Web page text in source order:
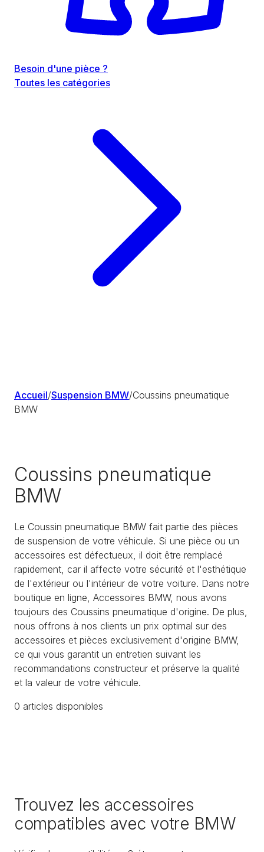
Besoin d'une pièce ?
Toutes les catégories
Accueil/Suspension BMW/Coussins pneumatique
BMW
Coussins pneumatique
BMW
Le Coussin pneumatique BMW fait partie des pièces
de suspension de votre véhicule. Si une pièce ou un
accessoires est défectueux, il doit être remplacé
rapidement, car il affecte votre sécurité et l'esthétique
de l'extérieur ou l'intérieur de votre voiture. Dans notre
boutique en ligne, Accessoires BMW, nous avons
toujours des Coussins pneumatique d'origine. De plus,
nous offrons à nos clients un prix optimal sur des
accessoires et pièces exclusivement d'origine BMW,
ce qui vous garantit un entretien suivant les
recommandations constructeur et préserve la qualité
et la valeur de votre véhicule.
0 articles disponibles
Trouvez les accessoires
compatibles avec votre BMW